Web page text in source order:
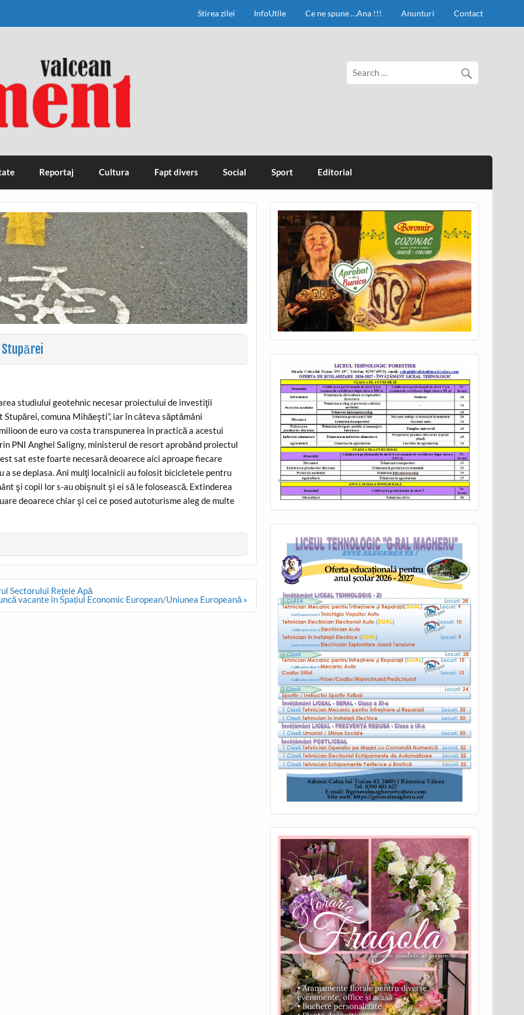
Stirea zilei InfoUtile Ce ne spune …Ana !!! Anunturi Contact
Reportaj Cultura Fapt divers Social Sport Editorial
studiului geotehnic necesar proiectului de investiţii
comuna Mihăeşti”, iar în câteva săptămâni
de euro va costa transpunerea în practică a acestui
PNI Anghel Saligny, ministerul de resort aprobând proiectul
sat este foarte necesară deoarece aici aproape fiecare
se deplasa. Ani mulţi localnicii au folosit bicicletele pentru
şi copii lor s-au obişnuit şi ei să le folosească. Extinderea
deoarece chiar şi cei ce posed autoturisme aleg de multe
Sectorului Rețele Apă
vacante în Spațiul Economic European/Uniunea Europeană »